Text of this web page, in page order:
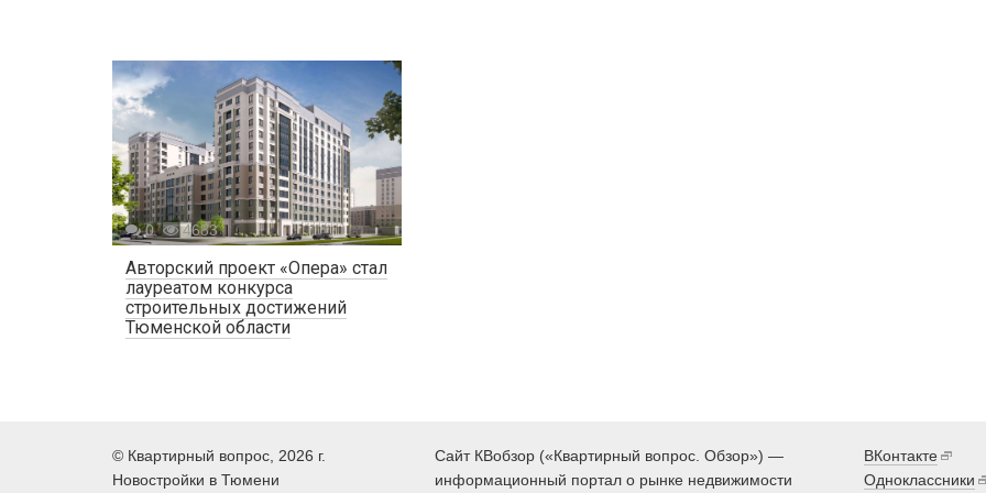
Авторский проект «Опера» стал
лауреатом конкурса
строительных достижений
Тюменской области
0 4683
© Квартирный вопрос , 2026 г.
Новостройки в Тюмени
Сайт КВобзор («Квартирный вопрос. Обзор») —
информационный портал о рынке недвижимости
ВКонтакте
Одноклассники